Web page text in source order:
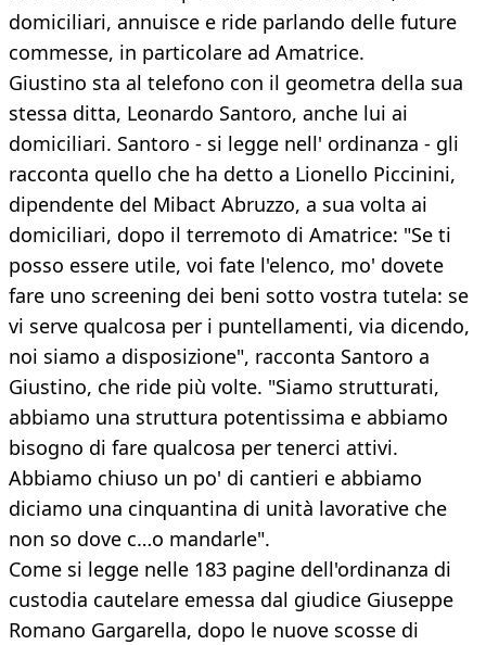
domiciliari, annuisce e ride parlando delle future
commesse, in particolare ad Amatrice.
Giustino sta al telefono con il geometra della sua
stessa ditta, Leonardo Santoro, anche lui ai
domiciliari. Santoro - si legge nell' ordinanza - gli
racconta quello che ha detto a Lionello Piccinini,
dipendente del Mibact Abruzzo, a sua volta ai
domiciliari, dopo il terremoto di Amatrice: "Se ti
posso essere utile, voi fate l'elenco, mo' dovete
fare uno screening dei beni sotto vostra tutela: se
vi serve qualcosa per i puntellamenti, via dicendo,
noi siamo a disposizione", racconta Santoro a
Giustino, che ride più volte. "Siamo strutturati,
abbiamo una struttura potentissima e abbiamo
bisogno di fare qualcosa per tenerci attivi.
Abbiamo chiuso un po' di cantieri e abbiamo
diciamo una cinquantina di unità lavorative che
non so dove c…o mandarle".
Come si legge nelle 183 pagine dell'ordinanza di
custodia cautelare emessa dal giudice Giuseppe
Romano Gargarella, dopo le nuove scosse di